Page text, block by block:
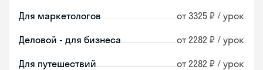
Для маркетологов от 3325 ₽ / урок
Деловой - для бизнеса от 2282 ₽ / урок
Для путешествий от 2282 ₽ / урок